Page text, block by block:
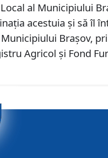
al Municipiului
acestuia și să îl
Brașov,
Agricol și Fond